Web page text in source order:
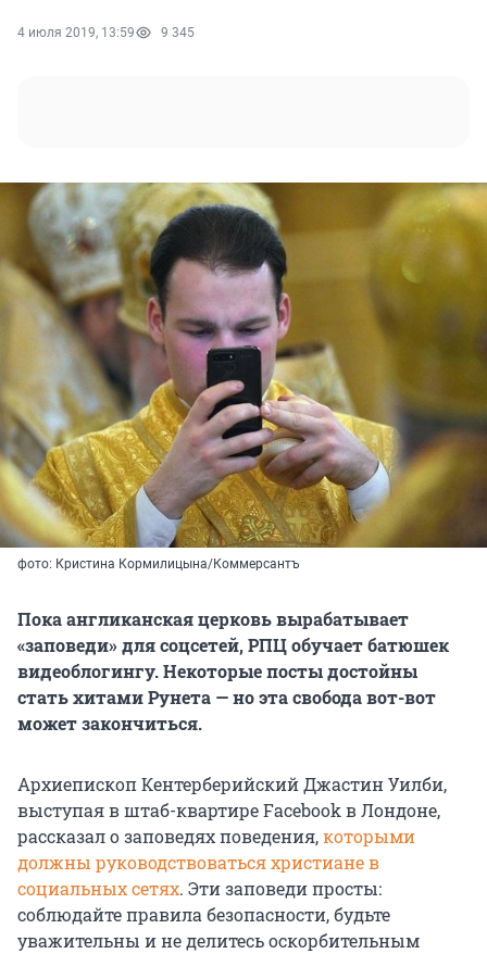
4 июля 2019, 13:59 9 345
фото: Кристина Кормилицына/Коммерсантъ
Пока англиканская церковь вырабатывает
«заповеди» для соцсетей, РПЦ обучает батюшек
видеоблогингу. Некоторые посты достойны
стать хитами Рунета — но эта свобода вот-вот
может закончиться.
Архиепископ Кентерберийский Джастин Уилби,
выступая в штаб-квартире Facebook в Лондоне,
рассказал о заповедях поведения,которыми
должны руководствоваться христиане в
социальных сетях. Эти заповеди просты:
соблюдайте правила безопасности, будьте
уважительны и не делитесь оскорбительным